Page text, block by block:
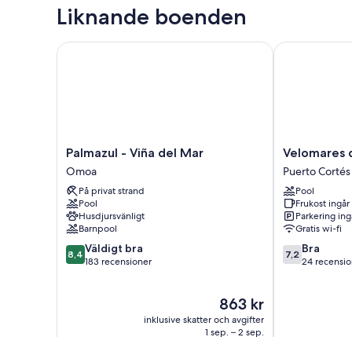
Liknande boenden
Palmazul
-
Viña
del
Mar
Omoa
Palmazul - Viña del Mar
Omoa
På privat strand
Pool
Husdjursvänligt
Barnpool
8.4
av
8,4 Väldigt bra
183 recensioner
Priset
är
863 kr
863 kr
inklusive skatter och avgifter
1 sep. – 2 sep.
Palmazul - Viña del Mar
Velomares
del
Caribe
Puerto
Cortés
Velomares
Puerto Cortés
Pool
Frukost ingår
Parkering
Gratis wi-fi
7.2
av
7,2 Bra
24
Velomares del